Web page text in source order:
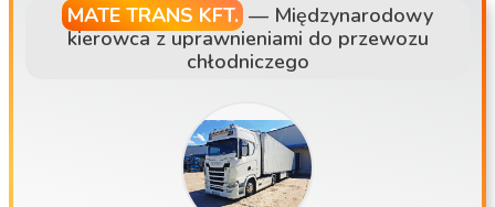
MATE TRANS KFT. — Międzynarodowy
kierowca z uprawnieniami do przewozu
chłodniczego